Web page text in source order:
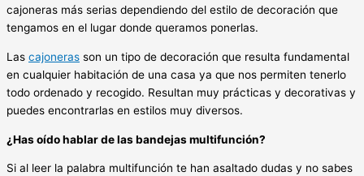
cajoneras más serias dependiendo del estilo de decoración que
tengamos en el lugar donde queramos ponerlas.
Las cajoneras son un tipo de decoración que resulta fundamental
en cualquier habitación de una casa ya que nos permiten tenerlo
todo ordenado y recogido. Resultan muy prácticas y decorativas y
puedes encontrarlas en estilos muy diversos.
¿Has oído hablar de las bandejas multifunción?
Si al leer la palabra multifunción te han asaltado dudas y no sabes